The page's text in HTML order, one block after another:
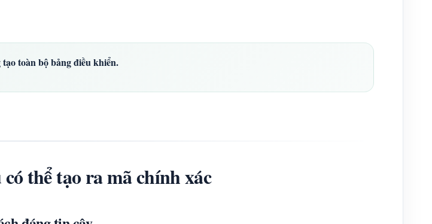
toàn bộ bảng điều khiển.
thể tạo ra mã chính xác